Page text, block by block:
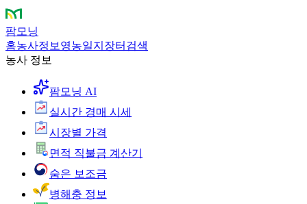
팜모닝
홈농사정보 영농일지 장터 검색
농사 정보
팜모닝 AI
실시간 경매 시세
시장별 가격
면적 직불금 계산기
숨은 보조금
병해충 정보